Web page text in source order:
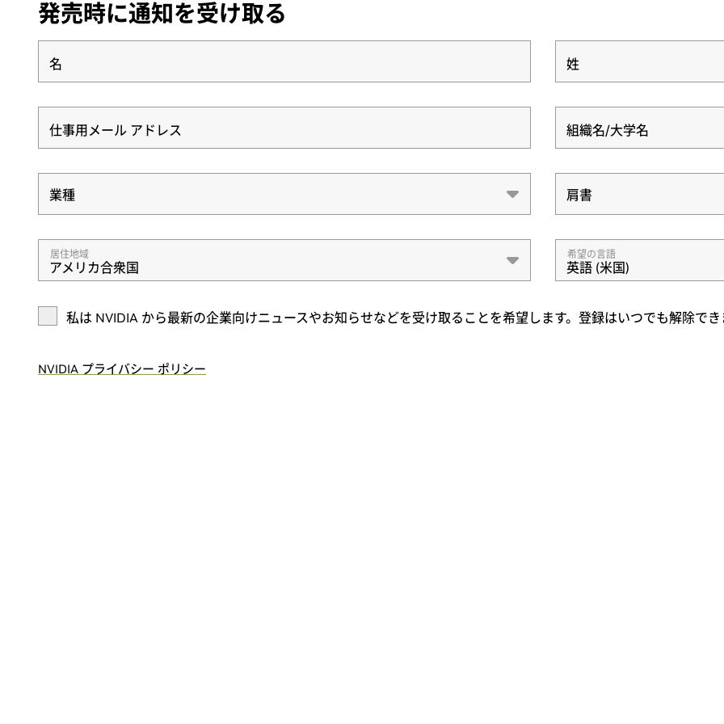
発売時に通知を受け取る
名 姓
仕事用メール アドレス 組織名/大学名
業種
業種 肩書
肩書
居住地域
アメリカ合衆国
希望の言語
英語 (米国)
私は NVIDIA から最新の企業向けニュースやお知らせなどを受け取ることを希望します。登録はいつでも解除でき
NVIDIA プライバシー ポリシー